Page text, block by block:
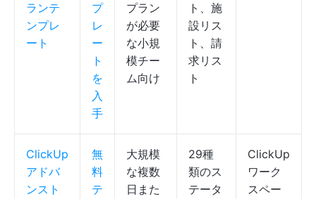
ランテ
ンプレ
ート
プ
レ
ー
ト
を
入
手
プラン
が必要
な小規
模チー
ム向け
ト、施
設リス
ト、請
求リス
ト
ClickUp
アドバ
ンスト
無
料
テ
大規模
な複数
日また
29種
類のス
テータ
ClickUp
ワーク
スペー